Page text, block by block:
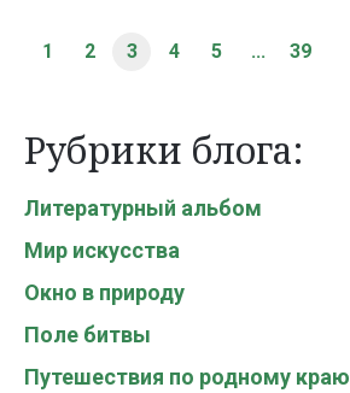
1 2 3 4 5 ... 39
Рубрики блога:
Литературный альбом
Мир искусства
Окно в природу
Поле битвы
Путешествия по родному краю